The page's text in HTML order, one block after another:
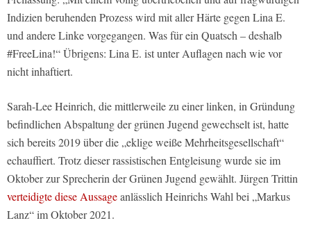
Indizien beruhenden Prozess wird mit aller Härte gegen Lina E.
und andere Linke vorgegangen. Was für ein Quatsch – deshalb
#FreeLina!“ Übrigens: Lina E. ist unter Auflagen nach wie vor
nicht inhaftiert.
Sarah-Lee Heinrich, die mittlerweile zu einer linken, in Gründung
befindlichen Abspaltung der grünen Jugend gewechselt ist, hatte
sich bereits 2019 über die „eklige weiße Mehrheitsgesellschaft“
echauffiert. Trotz dieser rassistischen Entgleisung wurde sie im
Oktober zur Sprecherin der Grünen Jugend gewählt. Jürgen Trittin
verteidigte diese Aussageanlässlich Heinrichs Wahl bei „Markus
Lanz“ im Oktober 2021.